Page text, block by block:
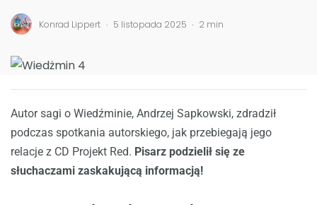
Konrad Lippert . 5 listopada 2025 . 2 min
Autor sagi o Wiedźminie, Andrzej Sapkowski, zdradził
podczas spotkania autorskiego, jak przebiegają jego
relacje z CD Projekt Red. Pisarz podzielił się ze
słuchaczami zaskakującą informacją!